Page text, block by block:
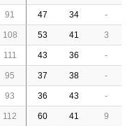
91 47 34 -
108 53 41 3
111 43 36 -
95 37 38 -
93 36 43 -
112 60 41 9